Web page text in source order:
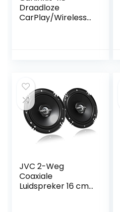
Draadloze
CarPlay/Wireless
Online update
Compatibel met
Porsche/Mercede
s/VW/KIA/Hyundai
JVC 2-Weg
Coaxiale
Luidspreker 16 cm